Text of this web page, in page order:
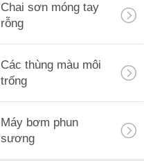
Chai sơn móng tay
rỗng
Các thùng màu môi
trống
Máy bơm phun
sương